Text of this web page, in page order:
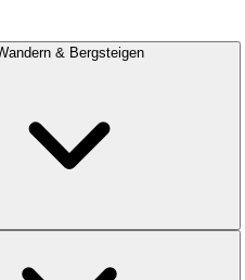
& Bergsteigen